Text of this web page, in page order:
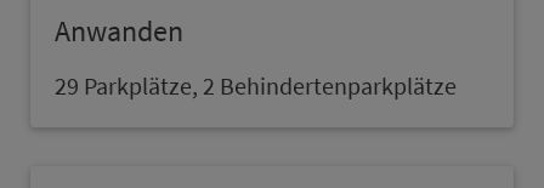
Anwanden
29 Parkplätze, 2 Behindertenparkplätze